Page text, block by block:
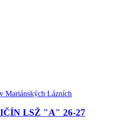
LSŽ "A" 26-27